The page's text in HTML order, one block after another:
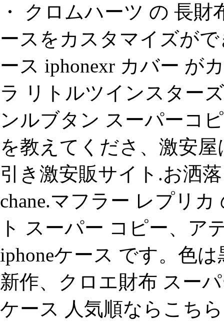
・ クロムハーツ の 長
ースをカスタマイズが
ース iphonexr カバー が
ラ リトルツインスター
ンルブタン スーパーコ
を教えてくださ、激安
引き激安販サイト.お洒
chane.マフラー レプリ
ト スーパー コピー、ア
iphoneケース です。色
新作、クロエ財布 スー
ケース 人気順ならこち